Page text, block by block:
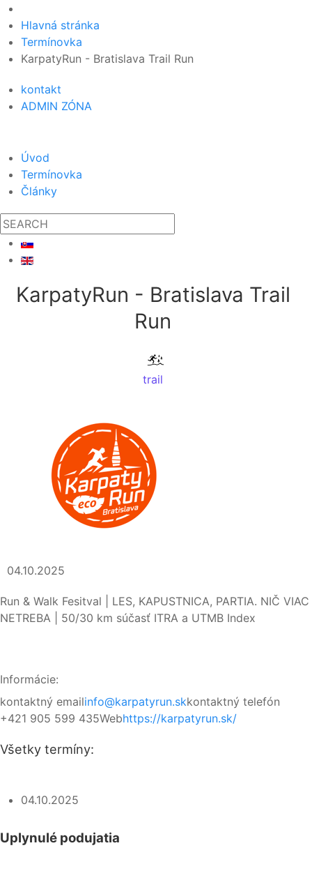
Hlavná stránka
Termínovka
KarpatyRun - Bratislava Trail Run
kontakt
ADMIN ZÓNA
Úvod
Termínovka
Články
KarpatyRun - Bratislava Trail
Run
trail
04.10.2025
Run & Walk Fesitval | LES, KAPUSTNICA, PARTIA. NIČ VIAC
NETREBA | 50/30 km súčasť ITRA a UTMB Index
Informácie:
kontaktný emailinfo@karpatyrun.skkontaktný telefón
+421 905 599 435Webhttps://karpatyrun.sk/
Všetky termíny:
04.10.2025
Uplynulé podujatia